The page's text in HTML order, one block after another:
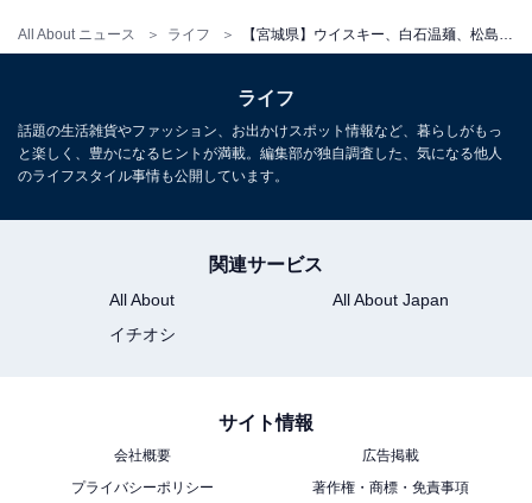
All About ニュース ライフ
日本三景「松島」に湧く松島温泉は、2008年開湯の比較
的新しい温泉地ですが、グルメの充実度は随一。
ライフ
話題の生活雑貨やファッション、お出かけスポット情報など、暮らしがもっ
と楽しく、豊かになるヒントが満載。編集部が独自調査した、気になる他人
のライフスタイル事情も公開しています。
関連サービス
All About
All About Japan
イチオシ
サイト情報
会社概要
広告掲載
プライバシーポリシー
著作権・商標・免責事項